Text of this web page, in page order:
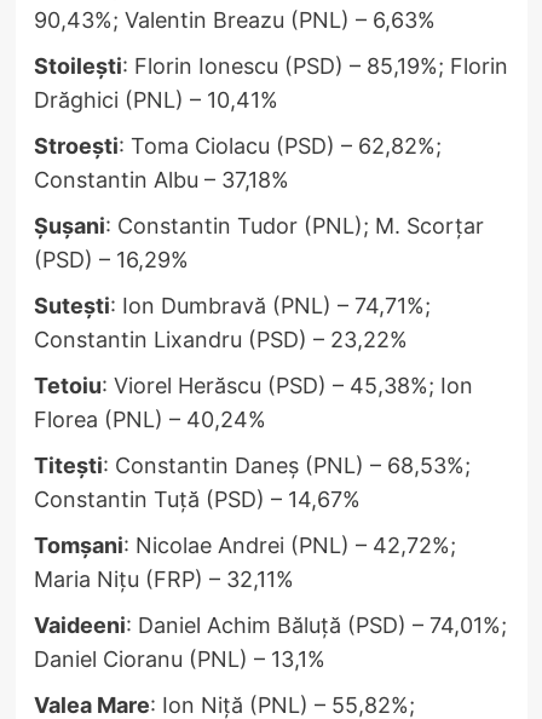
90,43%; Valentin Breazu (PNL) – 6,63%
Stoilești: Florin Ionescu (PSD) – 85,19%; Florin
Drăghici (PNL) – 10,41%
Stroești: Toma Ciolacu (PSD) – 62,82%;
Constantin Albu – 37,18%
Șușani: Constantin Tudor (PNL); M. Scorțar
(PSD) – 16,29%
Sutești: Ion Dumbravă (PNL) – 74,71%;
Constantin Lixandru (PSD) – 23,22%
Tetoiu: Viorel Herăscu (PSD) – 45,38%; Ion
Florea (PNL) – 40,24%
Titești: Constantin Daneș (PNL) – 68,53%;
Constantin Tuță (PSD) – 14,67%
Tomșani: Nicolae Andrei (PNL) – 42,72%;
Maria Nițu (FRP) – 32,11%
Vaideeni: Daniel Achim Băluță (PSD) – 74,01%;
Daniel Cioranu (PNL) – 13,1%
Valea Mare: Ion Niță (PNL) – 55,82%;